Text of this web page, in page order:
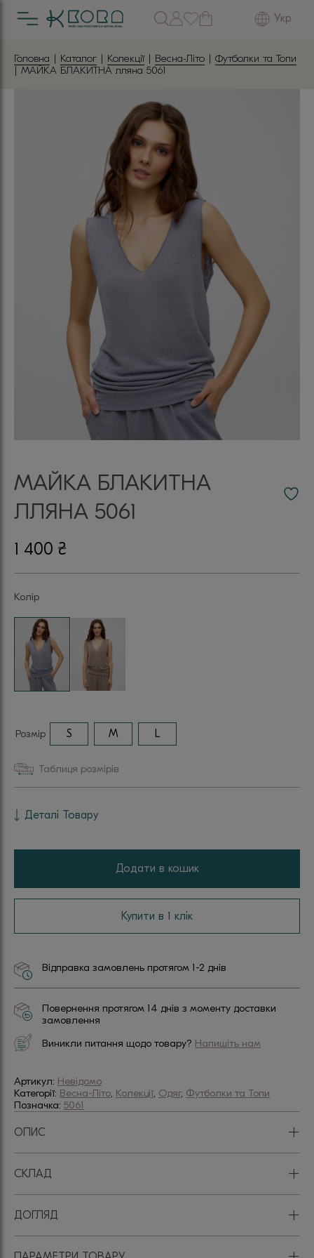
Укр
Головна | Каталог | Колекції | Весна-Літо | Футболки та Топи
| МАЙКА БЛАКИТНА лляна 5061
МАЙКА БЛАКИТНА
ЛЛЯНА 5061
1 400 ₴
Колір
Розмір S M L
Таблиця розмірів
Деталі Товару
Додати в кошик
Купити в 1 клік
Відправка замовлень протягом 1-2 днів
Повернення протягом 14 днів з моменту доставки
замовлення
Виникли питання щодо товару? Напишіть нам
Артикул: Невідомо
Категорії: Весна-Літо, Колекції, Одяг, Футболки та Топи
Позначка: 5061
ОПИС +
СКЛАД +
ДОГЛЯД +